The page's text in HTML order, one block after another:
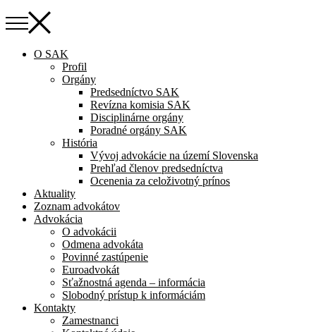
O SAK
Profil
Orgány
Predsedníctvo SAK
Revízna komisia SAK
Disciplinárne orgány
Poradné orgány SAK
História
Vývoj advokácie na území Slovenska
Prehľad členov predsedníctva
Ocenenia za celoživotný prínos
Aktuality
Zoznam advokátov
Advokácia
O advokácii
Odmena advokáta
Povinné zastúpenie
Euroadvokát
Sťažnostná agenda – informácia
Slobodný prístup k informáciám
Kontakty
Zamestnanci